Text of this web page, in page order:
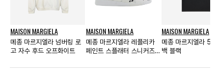
MAISON MARGIELA
메종 마르지엘라 넘버링 로
고 자수 후드 오프화이트
MAISON MARGIELA
메종 마르지엘라 레플리카
페인트 스플래터 스니커즈
MAISON MARGIELA
메종 마르지엘라
백 블랙